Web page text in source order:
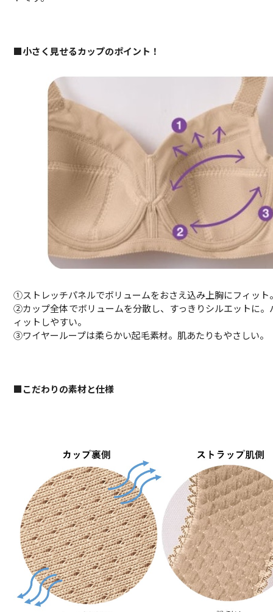
■小さく見せるカップのポイント！
①ストレッチパネルでボリュームをおさえ込み上胸にフィット
②カップ全体でボリュームを分散し、すっきりシルエットに
ィットしやすい。
③ワイヤーループは柔らかい起毛素材。肌あたりもやさしい。
■こだわりの素材と仕様